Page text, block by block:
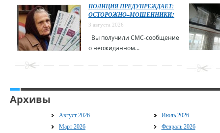
ПОЛИЦИЯ ПРЕДУПРЕЖДАЕТ:
ОСТОРОЖНО–МОШЕННИКИ!
3 августа 2026
Вы получили СМС-сообщение
о неожиданном...
Архивы
Август 2026
Июль 2026
Март 2026
Февраль 2026